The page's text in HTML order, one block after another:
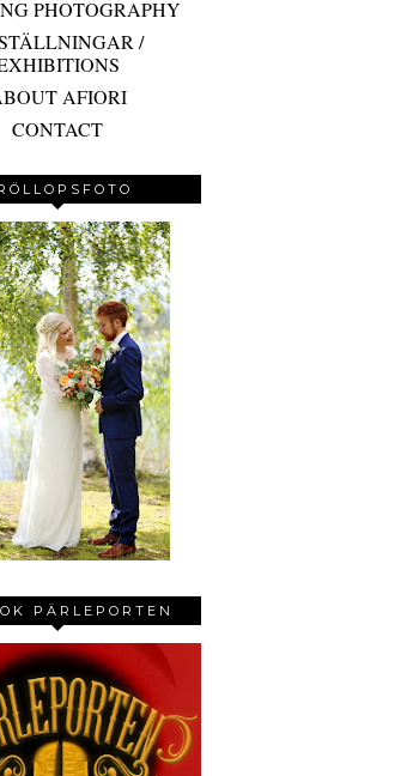
PHOTOGRAPHY
/
AFIORI
CONTACT
PÄRLEPORTEN